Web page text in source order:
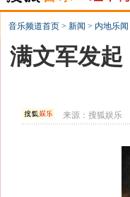
音乐频道首页 > 新闻 > 内地乐闻
满文军发起
来源：搜狐娱乐